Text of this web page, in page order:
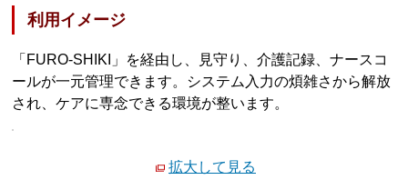
利用イメージ
「FURO-SHIKI」を経由し、見守り、介護記録、ナースコ
ールが一元管理できます。システム入力の煩雑さから解放
され、ケアに専念できる環境が整います。
拡大して見る